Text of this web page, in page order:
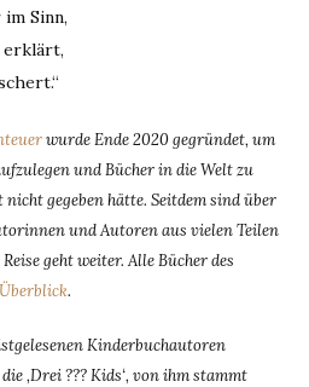
Sinn,
erklärt,
wurde Ende 2020 gegründet, um
und Bücher in die Welt zu
gegeben hätte. Seitdem sind über
und Autoren aus vielen Teilen
geht weiter. Alle Bücher des
Überblick.
Kinderbuchautoren
‚Drei ??? Kids‘, von ihm stammt